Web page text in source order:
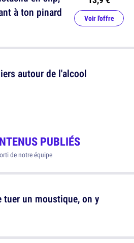
autour de l'alcool
à ton pinard
Voir l'offre
PUBLIÉS
de notre équipe
un moustique, on y